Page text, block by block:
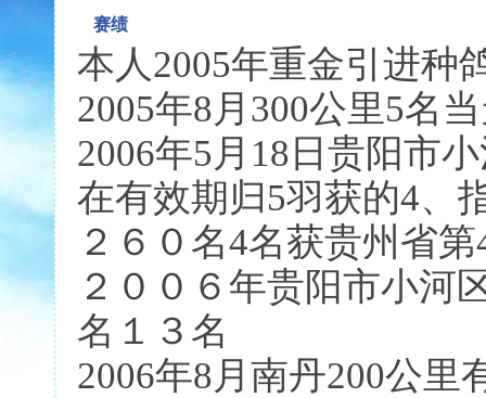
赛绩
本人2005年重金引进种
2005年8月300公里5名
2006年5月18日贵阳市
在有效期归5羽获的4、
２６０名4名获贵州省第
２００６年贵阳市小河
名１３名
2006年8月南丹200公里